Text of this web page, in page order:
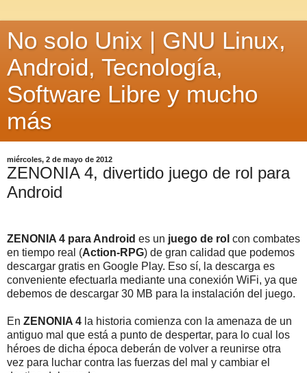
No solo Unix | GNU Linux,
Android, Tecnología,
Software Libre y mucho
más
miércoles, 2 de mayo de 2012
ZENONIA 4, divertido juego de rol para
Android
ZENONIA 4 para Android es un juego de rol con combates
en tiempo real (Action-RPG) de gran calidad que podemos
descargar gratis en Google Play. Eso sí, la descarga es
conveniente efectuarla mediante una conexión WiFi, ya que
debemos de descargar 30 MB para la instalación del juego.
En ZENONIA 4 la historia comienza con la amenaza de un
antiguo mal que está a punto de despertar, para lo cual los
héroes de dicha época deberán de volver a reunirse otra
vez para luchar contra las fuerzas del mal y cambiar el